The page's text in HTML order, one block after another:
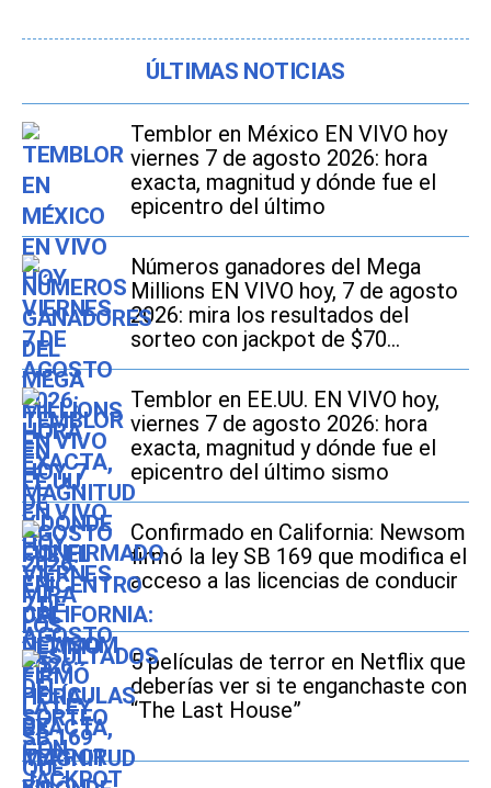
ÚLTIMAS NOTICIAS
Temblor en México EN VIVO hoy
viernes 7 de agosto 2026: hora
exacta, magnitud y dónde fue el
epicentro del último
Números ganadores del Mega
Millions EN VIVO hoy, 7 de agosto
2026: mira los resultados del
sorteo con jackpot de $70
millones en EE.UU.
Temblor en EE.UU. EN VIVO hoy,
viernes 7 de agosto 2026: hora
exacta, magnitud y dónde fue el
epicentro del último sismo
Confirmado en California: Newsom
firmó la ley SB 169 que modifica el
acceso a las licencias de conducir
5 películas de terror en Netflix que
deberías ver si te enganchaste con
“The Last House”